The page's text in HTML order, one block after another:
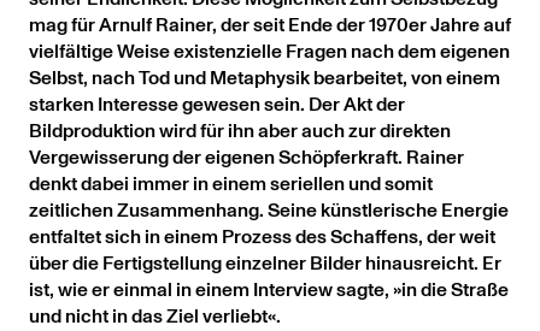
mag für Arnulf Rainer, der seit Ende der 1970er Jahre auf
vielfältige Weise existenzielle Fragen nach dem eigenen
Selbst, nach Tod und Metaphysik bearbeitet, von einem
starken Interesse gewesen sein. Der Akt der
Bildproduktion wird für ihn aber auch zur direkten
Vergewisserung der eigenen Schöpferkraft. Rainer
denkt dabei immer in einem seriellen und somit
zeitlichen Zusammenhang. Seine künstlerische Energie
entfaltet sich in einem Prozess des Schaffens, der weit
über die Fertigstellung einzelner Bilder hinausreicht. Er
ist, wie er einmal in einem Interview sagte, »in die Straße
und nicht in das Ziel verliebt«.